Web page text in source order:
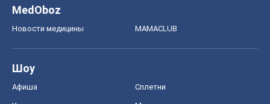
MedOboz
Новости медицины MAMACLUB
Шоу
Афиша Сплетни